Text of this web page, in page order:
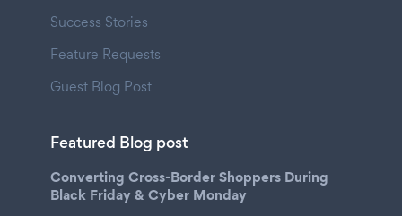
Success Stories
Feature Requests
Guest Blog Post
Featured Blog post
Converting Cross-Border Shoppers During
Black Friday & Cyber Monday